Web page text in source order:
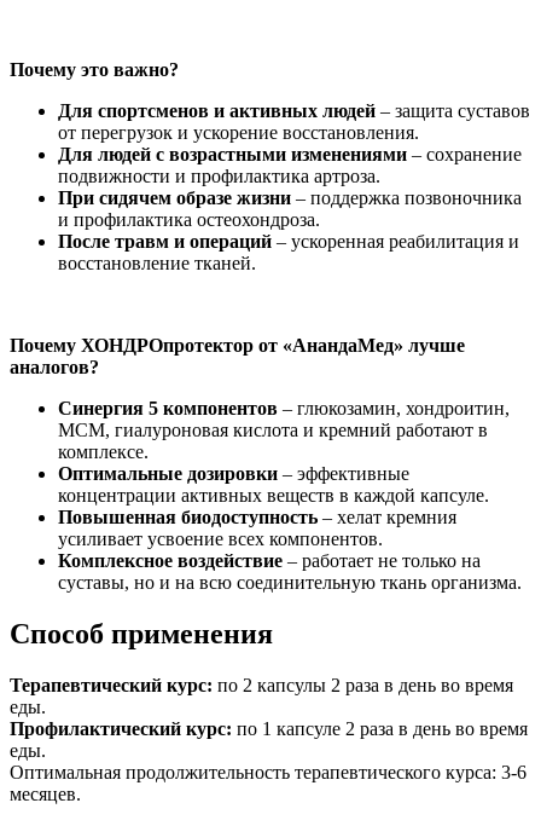
Почему это важно?
Для спортсменов и активных людей – защита суставов
от перегрузок и ускорение восстановления.
Для людей с возрастными изменениями – сохранение
подвижности и профилактика артроза.
При сидячем образе жизни – поддержка позвоночника
и профилактика остеохондроза.
После травм и операций – ускоренная реабилитация и
восстановление тканей.
Почему ХОНДРОпротектор от «АнандаМед» лучше
аналогов?
Синергия 5 компонентов – глюкозамин, хондроитин,
МСМ, гиалуроновая кислота и кремний работают в
комплексе.
Оптимальные дозировки – эффективные
концентрации активных веществ в каждой капсуле.
Повышенная биодоступность – хелат кремния
усиливает усвоение всех компонентов.
Комплексное воздействие – работает не только на
суставы, но и на всю соединительную ткань организма.
Способ применения
Терапевтический курс: по 2 капсулы 2 раза в день во время
еды.
Профилактический курс: по 1 капсуле 2 раза в день во время
еды.
Оптимальная продолжительность терапевтического курса: 3-6
месяцев.